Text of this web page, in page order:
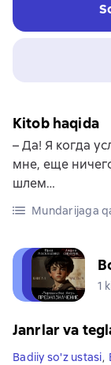
Kitob haqida
– Да! Я когда
мне, еще
шлем…
Mundarijaga
1
Janrlar va
Badiiy so'z ustasi,